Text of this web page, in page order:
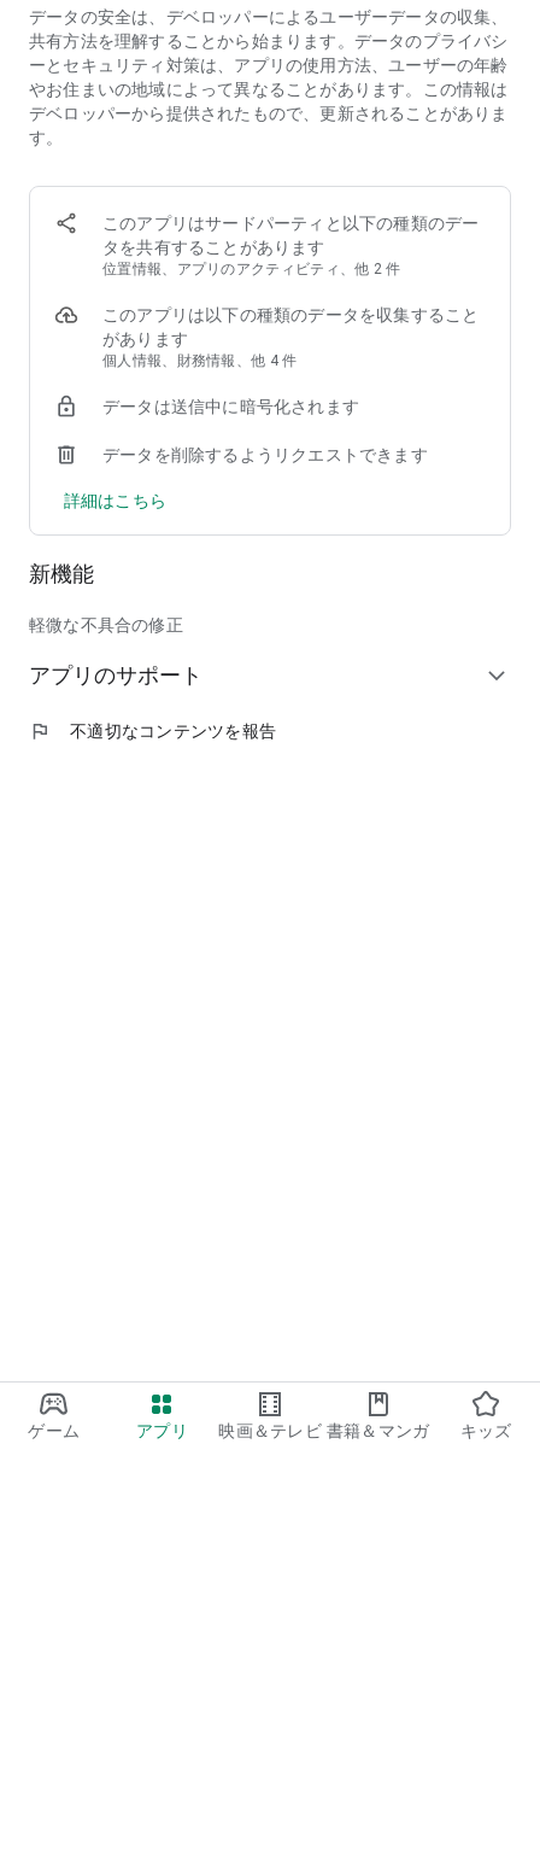
ゲーム アプリ 映画＆テレビ 書籍＆マンガ キッズ
シンプルな操作に加え、オートバトルも完備！
三國ノ界で暴れる『鬼』に挑み退治しよう！！
☆たくさんの頼れる戦友を仲間にしよう☆
強力な鬼と戦うために頼れる戦友を仲間にしよう！
個性溢れる戦友が様々な特技を使って一緒に戦ってくれる
最大5人の戦友との共闘バトルを楽しもう！
★オシャレを楽しもう！★
1000万通り以上の組み合わせのアバターでオシャレに着飾ろ
「見た目用装備」で強さを捨てることなく好きなだけオシャレ
を楽しめる！！
強さだけじゃない！オシャレでもライバルに差をつけよう！
☆白熱の「隊抗戦」で盛り上がろう☆
最大10人でチームを組む「部隊」システム！
仲間との連携が勝利のカギ！
みんなで力を合わせて勝利を掴み取れ！！
力になってくれる戦友には育成要素が満載！
気の合う仲間との個人チャットや絆を深める部隊チャット！
データの安全は、デベロッパーによるユーザーデータの収集、
共有方法を理解することから始まります。データのプライバシ
ーとセキュリティ対策は、アプリの使用方法、ユーザーの年齢
やお住まいの地域によって異なることがあります。この情報は
デベロッパーから提供されたもので、更新されることがありま
す。
このアプリはサードパーティと以下の種類のデー
タを共有することがあります
位置情報、アプリのアクティビティ、他 2 件
このアプリは以下の種類のデータを収集すること
があります
個人情報、財務情報、他 4 件
データは送信中に暗号化されます
データを削除するようリクエストできます
詳細はこちら
新機能
軽微な不具合の修正
アプリのサポート expand_more
flag 不適切なコンテンツを報告